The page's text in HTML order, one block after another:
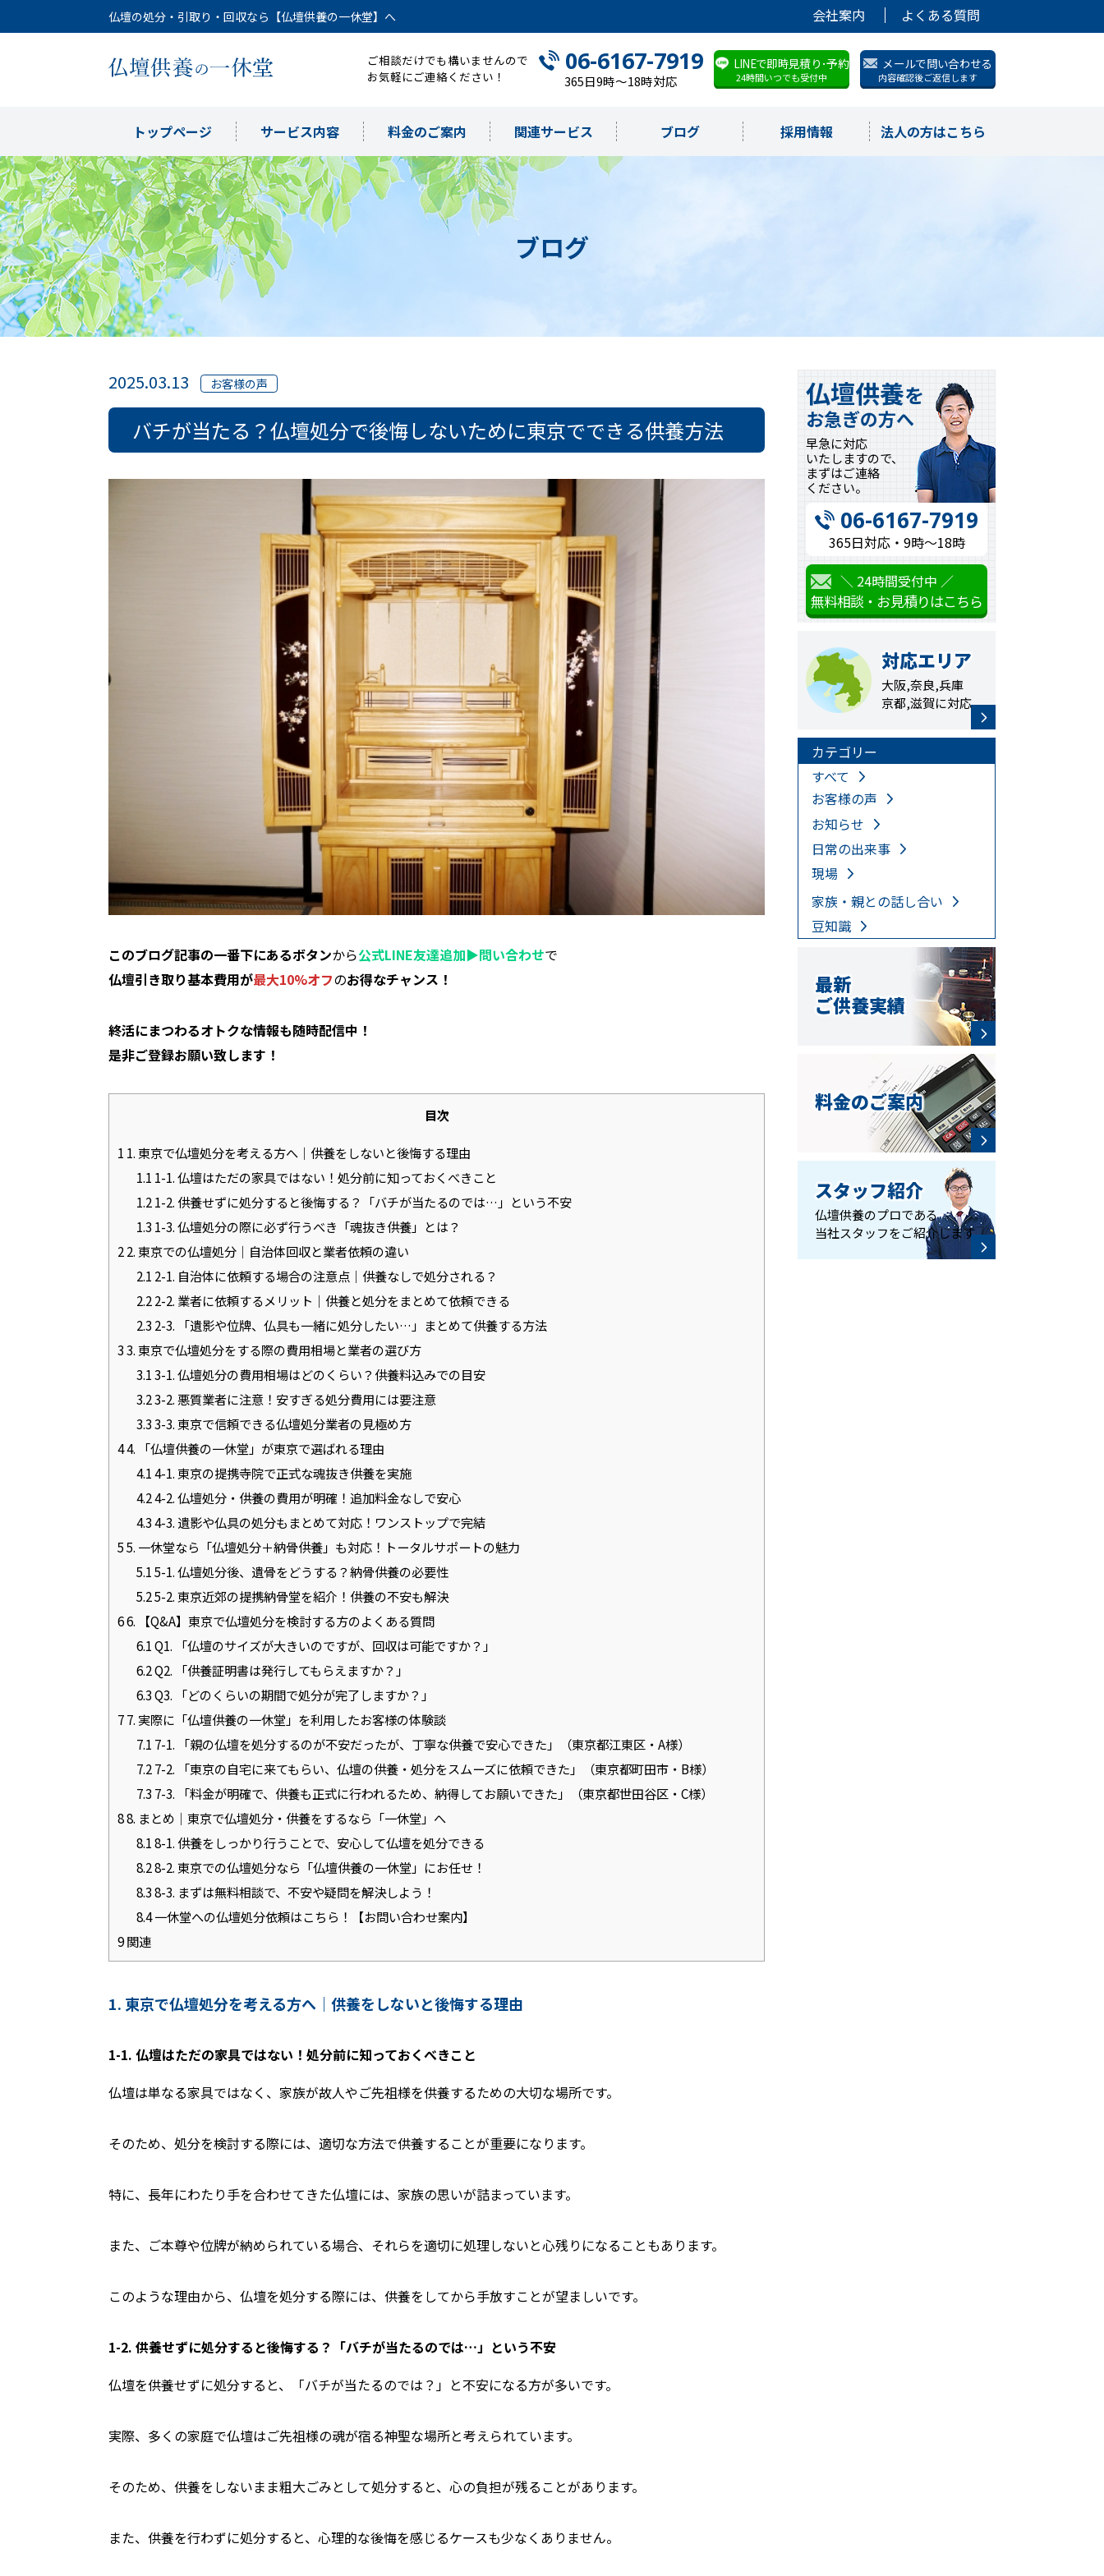
仏壇の処分・引取り・回収なら【仏壇供養の一休堂】へ 会社案内 よくある質問
ご相談だけでも構いませんので
お気軽にご連絡ください！
06-6167-7919
365日9時～18時対応
LINEで即時見積り･予約
24時間いつでも受付中
メールで問い合わせる
内容確認後ご返信します
トップページ サービス内容 料金のご案内 関連サービス ブログ 採用情報 法人の方はこちら
ブログ
2025.03.13 お客様の声
バチが当たる？仏壇処分で後悔しないために東京でできる供養方法
このブログ記事の一番下にあるボタンから公式LINE友達追加▶︎問い合わせで
仏壇引き取り基本費用が最大10%オフのお得なチャンス！
終活にまつわるオトクな情報も随時配信中！
是非ご登録お願い致します！
目次
1 1. 東京で仏壇処分を考える方へ｜供養をしないと後悔する理由
1.1 1-1. 仏壇はただの家具ではない！処分前に知っておくべきこと
1.21-2. 供養せずに処分すると後悔する？「バチが当たるのでは…」という不安
1.3 1-3. 仏壇処分の際に必ず行うべき「魂抜き供養」とは？
22. 東京での仏壇処分｜自治体回収と業者依頼の違い
2.1 2-1. 自治体に依頼する場合の注意点｜供養なしで処分される？
2.22-2. 業者に依頼するメリット｜供養と処分をまとめて依頼できる
2.3 2-3. 「遺影や位牌、仏具も一緒に処分したい…」まとめて供養する方法
33. 東京で仏壇処分をする際の費用相場と業者の選び方
3.13-1. 仏壇処分の費用相場はどのくらい？供養料込みでの目安
3.23-2. 悪質業者に注意！安すぎる処分費用には要注意
3.33-3. 東京で信頼できる仏壇処分業者の見極め方
44. 「仏壇供養の一休堂」が東京で選ばれる理由
4.14-1. 東京の提携寺院で正式な魂抜き供養を実施
4.24-2. 仏壇処分・供養の費用が明確！追加料金なしで安心
4.34-3. 遺影や仏具の処分もまとめて対応！ワンストップで完結
55. 一休堂なら「仏壇処分＋納骨供養」も対応！トータルサポートの魅力
5.15-1. 仏壇処分後、遺骨をどうする？納骨供養の必要性
5.25-2. 東京近郊の提携納骨堂を紹介！供養の不安も解決
66. 【Q&A】東京で仏壇処分を検討する方のよくある質問
6.1Q1. 「仏壇のサイズが大きいのですが、回収は可能ですか？」
6.2Q2. 「供養証明書は発行してもらえますか？」
6.3Q3. 「どのくらいの期間で処分が完了しますか？」
77. 実際に「仏壇供養の一休堂」を利用したお客様の体験談
7.1 7-1. 「親の仏壇を処分するのが不安だったが、丁寧な供養で安心できた」（東京都江東区・A様）
7.27-2. 「東京の自宅に来てもらい、仏壇の供養・処分をスムーズに依頼できた」（東京都町田市・B様）
7.3 7-3. 「料金が明確で、供養も正式に行われるため、納得してお願いできた」（東京都世田谷区・C様）
88. まとめ｜東京で仏壇処分・供養をするなら「一休堂」へ
8.18-1. 供養をしっかり行うことで、安心して仏壇を処分できる
8.28-2. 東京での仏壇処分なら「仏壇供養の一休堂」にお任せ！
8.38-3. まずは無料相談で、不安や疑問を解決しよう！
8.4一休堂への仏壇処分依頼はこちら！【お問い合わせ案内】
9関連
1. 東京で仏壇処分を考える方へ｜供養をしないと後悔する理由
1-1. 仏壇はただの家具ではない！処分前に知っておくべきこと
仏壇は単なる家具ではなく、家族が故人やご先祖様を供養するための大切な場所です。
そのため、処分を検討する際には、適切な方法で供養することが重要になります。
特に、長年にわたり手を合わせてきた仏壇には、家族の思いが詰まっています。
また、ご本尊や位牌が納められている場合、それらを適切に処理しないと心残りになることもあります。
このような理由から、仏壇を処分する際には、供養をしてから手放すことが望ましいです。
1-2. 供養せずに処分すると後悔する？「バチが当たるのでは…」という不安
仏壇を供養せずに処分すると、「バチが当たるのでは？」と不安になる方が多いです。
実際、多くの家庭で仏壇はご先祖様の魂が宿る神聖な場所と考えられています。
そのため、供養をしないまま粗大ごみとして処分すると、心の負担が残ることがあります。
また、供養を行わずに処分すると、心理的な後悔を感じるケースも少なくありません。
仏壇供養を
お急ぎの方へ
早急に対応
いたしますので、
まずはご連絡
ください。
06-6167-7919
365日対応・9時〜18時
＼ 24時間受付中 ／
無料相談・お見積りはこちら
対応エリア
大阪,奈良,兵庫
京都,滋賀に対応
カテゴリー
すべて
お客様の声
お知らせ
日常の出来事
現場
家族・親との話し合い
豆知識
最新
ご供養実績
料金のご案内
スタッフ紹介
仏壇供養のプロである
当社スタッフをご紹介します